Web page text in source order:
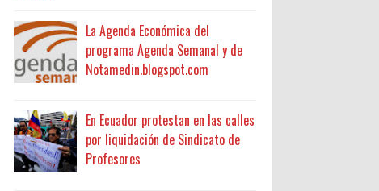
La Agenda Económica del
programa Agenda Semanal y de
Notamedin.blogspot.com
En Ecuador protestan en las calles
por liquidación de Sindicato de
Profesores